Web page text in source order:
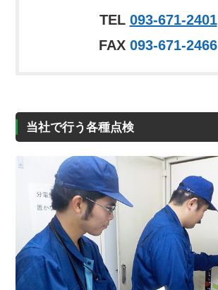
TEL 093-671-2401
FAX 093-671-2466
当社で行う各種点検